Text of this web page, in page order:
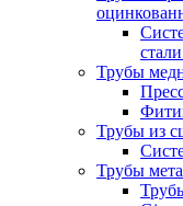
Трубы
Трубы из
Трубы